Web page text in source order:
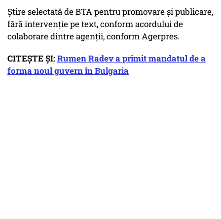
Ştire selectată de BTA pentru promovare şi publicare,
fără intervenţie pe text, conform acordului de
colaborare dintre agenţii, conform Agerpres.
CITEȘTE ȘI:Rumen Radev a primit mandatul de a
forma noul guvern în Bulgaria